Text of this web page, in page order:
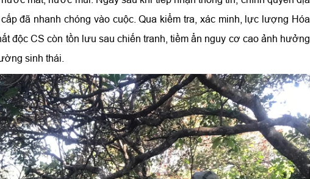
đã nhanh chóng vào cuộc. Qua kiểm tra, xác minh, lực lượng Hóa
độc CS còn tồn lưu sau chiến tranh, tiềm ẩn nguy cơ cao ảnh hưởng
sinh thái.